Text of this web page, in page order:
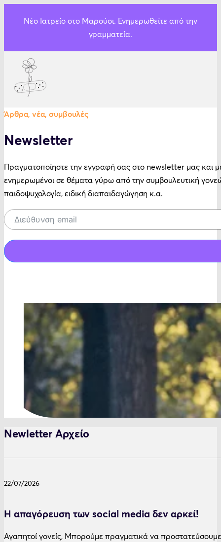
Νέο Ιατρείο στο Μαρούσι. Ενημερωθείτε από την
γραμματεία.
Άρθρα, νέα, συμβουλές
Newsletter
Πραγματοποίηστε την εγγραφή σας στο newsletter μας και
ενημερωμένοι σε θέματα γύρω από την συμβουλευτική
παιδοψυχολογία, ειδική διαπαιδαγώγηση κ.α.
Newletter Αρχείο
22/07/2026
Η απαγόρευση των social media δεν αρκεί!
Αγαπητοί γονείς, Μπορούμε πραγματικά να